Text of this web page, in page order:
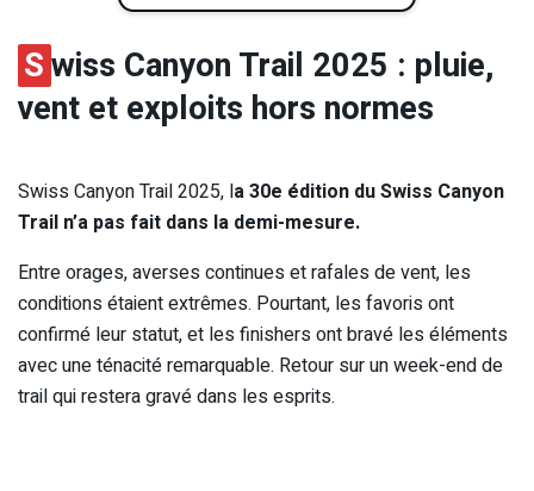
Swiss Canyon Trail 2025 : pluie,
vent et exploits hors normes
Swiss Canyon Trail 2025, la 30e édition du Swiss Canyon
Trail n’a pas fait dans la demi-mesure.
Entre orages, averses continues et rafales de vent, les
conditions étaient extrêmes. Pourtant, les favoris ont
confirmé leur statut, et les finishers ont bravé les éléments
avec une ténacité remarquable. Retour sur un week-end de
trail qui restera gravé dans les esprits.